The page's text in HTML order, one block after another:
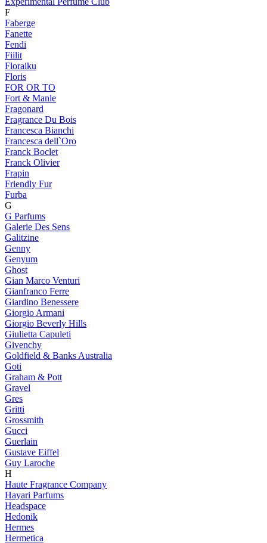
F
Faberge
Fanette
Fendi
Fiilit
Floraiku
Floris
FOR OR TO
Fort & Manle
Fragonard
Fragrance Du Bois
Francesca Bianchi
Francesca dell`Oro
Franck Boclet
Franck Olivier
Frapin
Friendly Fur
Furba
G
G Parfums
Galerie Des Sens
Galitzine
Genny
Genyum
Ghost
Gian Marco Venturi
Gianfranco Ferre
Giardino Benessere
Giorgio Armani
Giorgio Beverly Hills
Giulietta Capuleti
Givenchy
Goldfield & Banks Australia
Goti
Graham & Pott
Gravel
Gres
Gritti
Grossmith
Gucci
Guerlain
Gustave Eiffel
Guy Laroche
H
Haute Fragrance Company
Hayari Parfums
Headspace
Hedonik
Hermes
Hermetica